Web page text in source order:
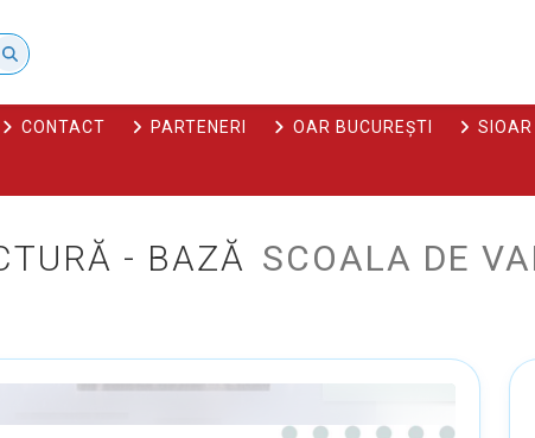
CONTACT PARTENERI OAR BUCUREȘTI SIOAR
- BAZĂ SCOALA DE